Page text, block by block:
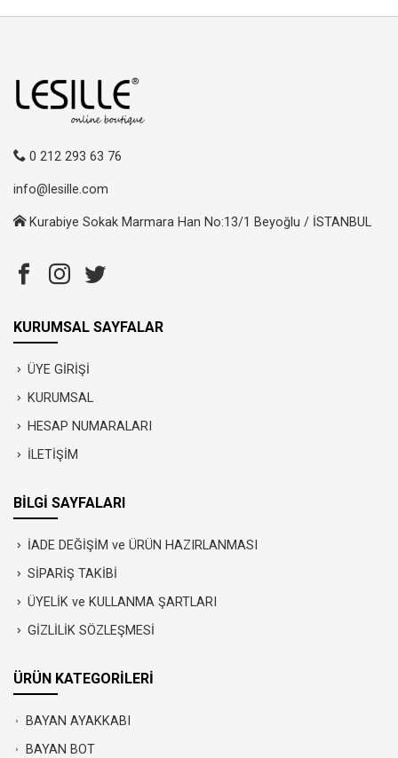
0 212 293 63 76
info@lesille.com
Kurabiye Sokak Marmara Han No:13/1 Beyoğlu / İSTANBUL
KURUMSAL SAYFALAR
ÜYE GİRİŞİ
KURUMSAL
HESAP NUMARALARI
İLETİŞİM
BİLGİ SAYFALARI
İADE DEĞİŞİM ve ÜRÜN HAZIRLANMASI
SİPARİŞ TAKİBİ
ÜYELİK ve KULLANMA ŞARTLARI
GİZLİLİK SÖZLEŞMESİ
ÜRÜN KATEGORİLERİ
BAYAN AYAKKABI
BAYAN BOT